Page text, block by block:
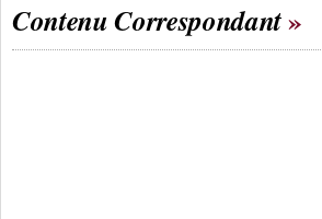
Contenu Correspondant